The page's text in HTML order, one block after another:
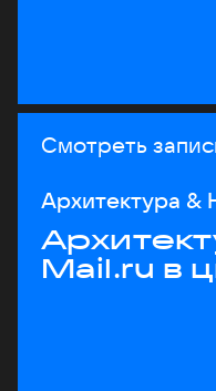
Смотреть
Архитектура &
Mail.ru в